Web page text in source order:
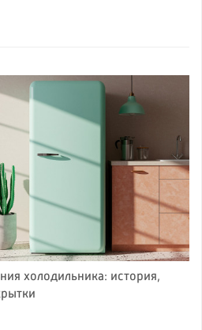
холодильника: история,